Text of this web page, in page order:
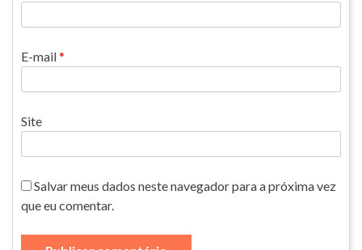
E-mail*
Site
Salvar meus dados neste navegador para a próxima vez
que eu comentar.